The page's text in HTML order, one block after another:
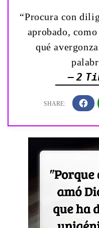
“Procura con
aprobado,
qué
— 2